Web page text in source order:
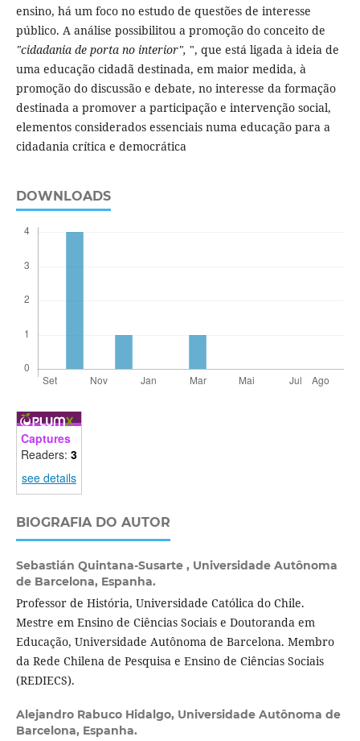
ensino, há um foco no estudo de questões de interesse
público. A análise possibilitou a promoção do conceito de
"cidadania de porta no interior", ", que está ligada à ideia de
uma educação cidadã destinada, em maior medida, à
promoção do discussão e debate, no interesse da formação
destinada a promover a participação e intervenção social,
elementos considerados essenciais numa educação para a
cidadania crítica e democrática
DOWNLOADS
Captures
Readers: 3
see details
BIOGRAFIA DO AUTOR
Sebastián Quintana-Susarte , Universidade Autônoma
de Barcelona, Espanha.
Professor de História, Universidade Católica do Chile.
Mestre em Ensino de Ciências Sociais e Doutoranda em
Educação, Universidade Autônoma de Barcelona. Membro
da Rede Chilena de Pesquisa e Ensino de Ciências Sociais
(REDIECS).
Alejandro Rabuco Hidalgo, Universidade Autônoma de
Barcelona, Espanha.